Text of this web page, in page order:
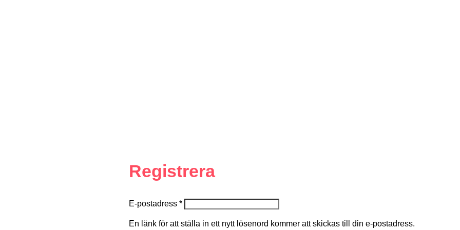
Registrera
E-postadress *
En länk för att ställa in ett nytt lösenord kommer att skickas till din e-postadress.